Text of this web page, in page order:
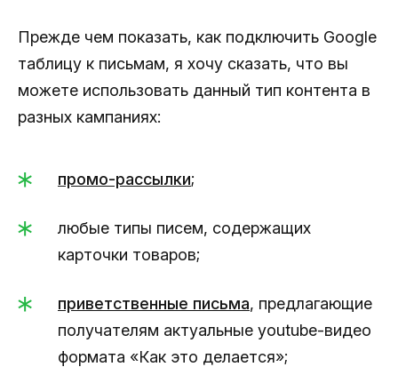
Прежде чем показать, как подключить Google
таблицу к письмам, я хочу сказать, что вы
можете использовать данный тип контента в
разных кампаниях:
промо-рассылки;
любые типы писем, содержащих
карточки товаров;
приветственные письма, предлагающие
получателям актуальные youtube-видео
формата «Как это делается»;